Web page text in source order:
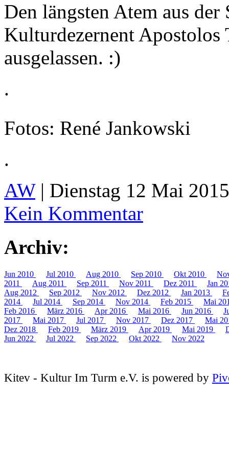
Den längsten Atem aus
Kulturdezernent Apostolos
ausgelassen. :)
.
Fotos: René Jankowski
.
AW| Dienstag 12 Mai
Kein Kommentar
Archiv:
Jun 2010 Jul 2010 Aug 2010 Sep 2010 Okt 2010
2011
Aug 2011 Sep 2011 Nov 2011 Dez 2011
Jan
Aug 2012
Sep 2012 Nov 2012 Dez 2012 Jan 2013
2014
Jul 2014 Sep 2014 Nov 2014 Feb 2015
Mai
Feb 2016
März 2016 Apr 2016 Mai 2016 Jun 2016
2017
Mai 2017 Jul 2017 Nov 2017 Dez 2017
Mai
Dez 2018
Feb 2019 März 2019 Apr 2019 Mai 2019
Jun 2022
Jul 2022 Sep 2022 Okt 2022 Nov 2022
Kitev - Kultur Im Turm e.V. is powered by